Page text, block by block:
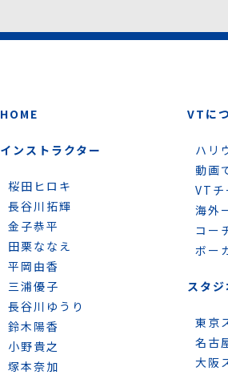
HOME
インストラクター
桜田ヒロキ
長谷川拓輝
金子恭平
田栗ななえ
平岡由香
三浦優子
長谷川ゆうり
鈴木陽香
小野貴之
塚本奈加
VTに
ハリ
動画
VTチ
海外
コー
ボー
スタ
東京
名古
大阪